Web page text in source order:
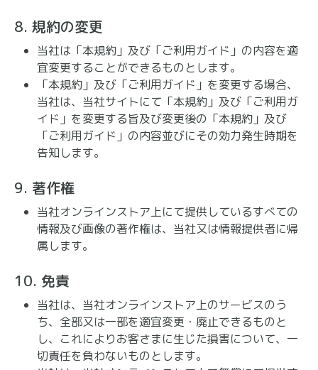
8. 規約の変更
当社は「本規約」及び「ご利用ガイド」の内容を適
宜変更することができるものとします。
「本規約」及び「ご利用ガイド」を変更する場合、
当社は、当社サイトにて「本規約」及び「ご利用ガ
イド」を変更する旨及び変更後の「本規約」及び
「ご利用ガイド」の内容並びにその効力発生時期を
告知します。
9. 著作権
当社オンラインストア上にて提供しているすべての
情報及び画像の著作権は、当社又は情報提供者に帰
属します。
10. 免責
当社は、当社オンラインストア上のサービスのう
ち、全部又は一部を適宜変更・廃止できるものと
し、これによりお客さまに生じた損害について、一
切責任を負わないものとします。